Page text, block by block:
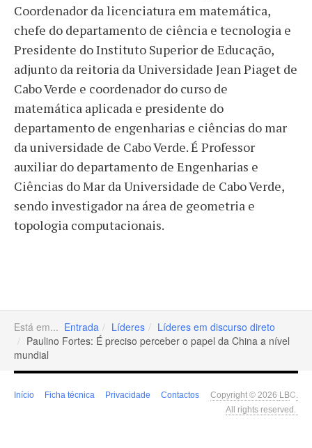
Coordenador da licenciatura em matemática,
chefe do departamento de ciência e tecnologia e
Presidente do Instituto Superior de Educação,
adjunto da reitoria da Universidade Jean Piaget de
Cabo Verde e coordenador do curso de
matemática aplicada e presidente do
departamento de engenharias e ciências do mar
da universidade de Cabo Verde. É Professor
auxiliar do departamento de Engenharias e
Ciências do Mar da Universidade de Cabo Verde,
sendo investigador na área de geometria e
topologia computacionais.
Está em... Entrada Líderes
Líderes em discurso direto
Paulino Fortes: É preciso perceber o papel da China a nível
mundial
Início Ficha técnica Privacidade Contactos Copyright © 2026 LBC.
All rights reserved.